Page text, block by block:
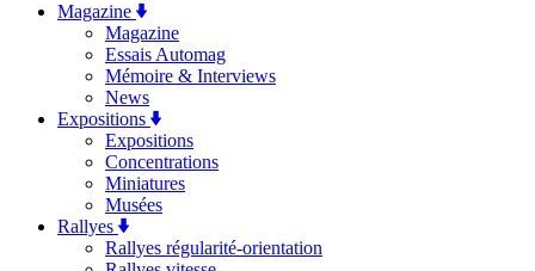
Magazine
Magazine
Essais Automag
Mémoire & Interviews
News
Expositions
Expositions
Concentrations
Miniatures
Musées
Rallyes
Rallyes régularité-orientation